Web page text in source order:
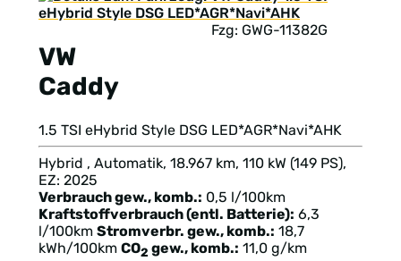
VW
Caddy
Fzg: GWG-11382G
1.5 TSI eHybrid Style DSG LED*AGR*Navi*AHK
Hybrid , Automatik, 18.967 km, 110 kW (149 PS),
EZ: 2025
Verbrauch gew., komb.: 0,5 l/100km
Kraftstoffverbrauch (entl. Batterie): 6,3
l/100km Stromverbr. gew., komb.: 18,7
kWh/100km CO2 gew., komb.: 11,0 g/km